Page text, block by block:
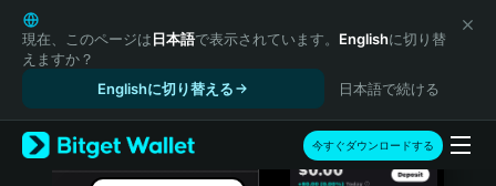
English
日本語
Tiếng Việt
Español (Latinoamérica)
Türkçe
Italiano
現在、このページは日本語で表示されています。 Englishに切り替
えますか？
Englishに切り替える
日本語で続ける
今すぐダウンロードする